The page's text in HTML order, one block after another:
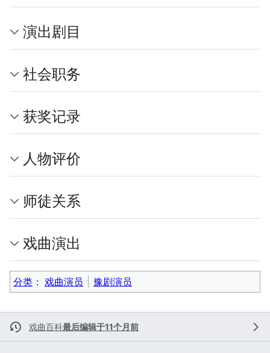
演出剧目
社会职务
获奖记录
人物评价
师徒关系
戏曲演出
分类 ：​ 戏曲演员 豫剧演员
戏曲百科最后编辑于11个月前